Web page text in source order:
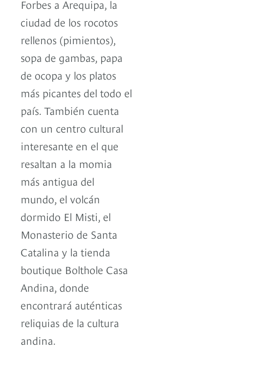
Forbes a Arequipa, la
ciudad de los rocotos
rellenos (pimientos),
sopa de gambas, papa
de ocopa y los platos
más picantes del todo el
país. También cuenta
con un centro cultural
interesante en el que
resaltan a la momia
más antigua del
mundo, el volcán
dormido El Misti, el
Monasterio de Santa
Catalina y la tienda
boutique Bolthole Casa
Andina, donde
encontrará auténticas
reliquias de la cultura
andina.